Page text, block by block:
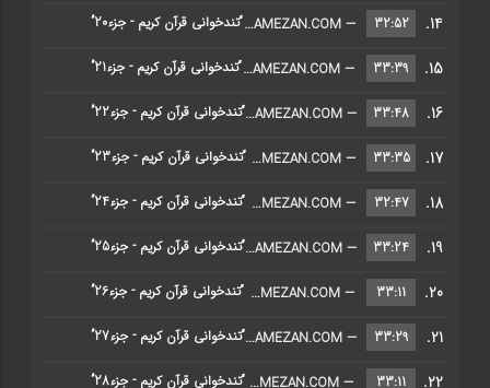
14. “تندخوانی قرآن کریم - جزء20” — HTTPS://RAMEZAN.COM/ 32:52
15. “تندخوانی قرآن کریم - جزء21” — HTTPS://RAMEZAN.COM/ 33:39
16. “تندخوانی قرآن کریم - جزء22” — HTTPS://RAMEZAN.COM/ 33:48
17. “تندخوانی قرآن کریم - جزء23” — HTTPS://RAMEZAN.COM/ 33:35
18. “تندخوانی قرآن کریم - جزء24” — HTTPS://RAMEZAN.COM/ 32:47
19. “تندخوانی قرآن کریم - جزء25” — HTTPS://RAMEZAN.COM/ 33:24
20. “تندخوانی قرآن کریم - جزء26” — HTTPS://RAMEZAN.COM/ 33:11
21. “تندخوانی قرآن کریم - جزء27” — HTTPS://RAMEZAN.COM/ 33:29
22. “تندخوانی قرآن کریم - جزء28” — HTTPS://RAMEZAN.COM/ 33:11